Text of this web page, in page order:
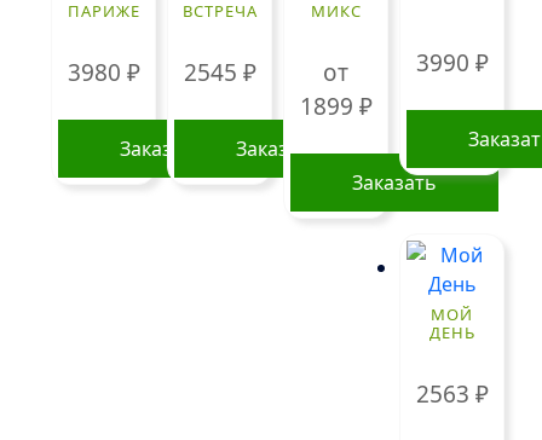
ПАРИЖЕ
3980 ₽
Заказать
ВСТРЕЧА
2545 ₽
Заказать
МИКС
от
1899 ₽
Заказать
несколько
вариаций.
3990 ₽
МОЙ
ДЕНЬ
2563 ₽